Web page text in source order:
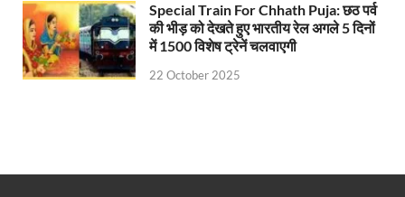
Special Train For Chhath Puja: छठ पर्व
की भीड़ को देखते हुए भारतीय रेल अगले 5 दिनों
में 1500 विशेष ट्रेनें चलवाएगी
22 October 2025